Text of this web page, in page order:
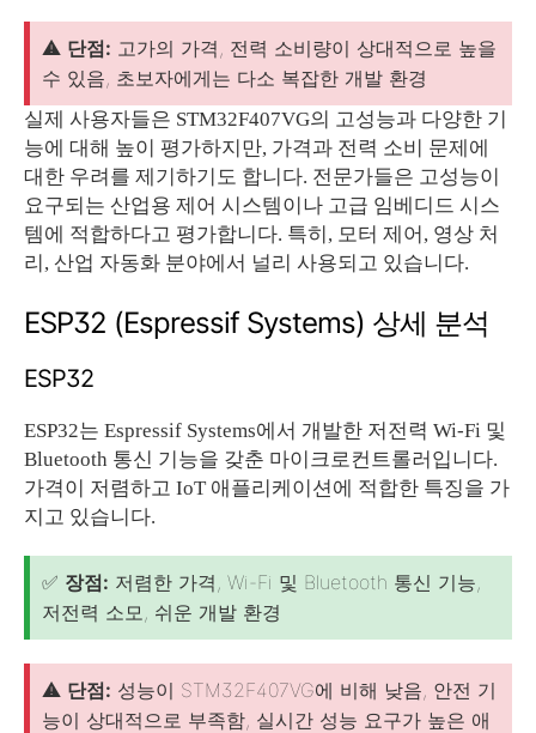
⚠️ 단점: 고가의 가격, 전력 소비량이 상대적으로 높을
수 있음, 초보자에게는 다소 복잡한 개발 환경
실제 사용자들은 STM32F407VG의 고성능과 다양한 기
능에 대해 높이 평가하지만, 가격과 전력 소비 문제에
대한 우려를 제기하기도 합니다. 전문가들은 고성능이
요구되는 산업용 제어 시스템이나 고급 임베디드 시스
템에 적합하다고 평가합니다. 특히, 모터 제어, 영상 처
리, 산업 자동화 분야에서 널리 사용되고 있습니다.
ESP32 (Espressif Systems) 상세 분석
ESP32
ESP32는 Espressif Systems에서 개발한 저전력 Wi-Fi 및
Bluetooth 통신 기능을 갖춘 마이크로컨트롤러입니다.
가격이 저렴하고 IoT 애플리케이션에 적합한 특징을 가
지고 있습니다.
✅ 장점: 저렴한 가격, Wi-Fi 및 Bluetooth 통신 기능,
저전력 소모, 쉬운 개발 환경
⚠️ 단점: 성능이 STM32F407VG에 비해 낮음, 안전 기
능이 상대적으로 부족함, 실시간 성능 요구가 높은 애